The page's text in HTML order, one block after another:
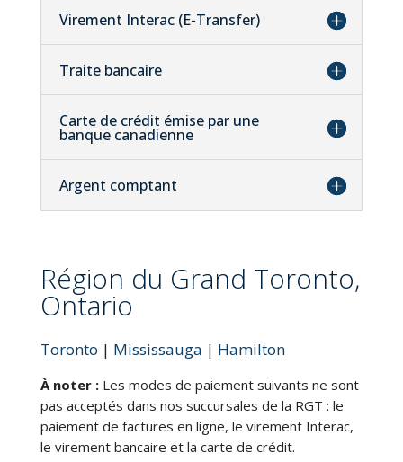
Virement Interac (E-Transfer)
Traite bancaire
Carte de crédit émise par une
banque canadienne
Argent comptant
Région du Grand Toronto,
Ontario
Toronto | Mississauga | Hamilton
À noter :Les modes de paiement suivants ne sont
pas acceptés dans nos succursales de la RGT : le
paiement de factures en ligne, le virement Interac,
le virement bancaire et la carte de crédit.